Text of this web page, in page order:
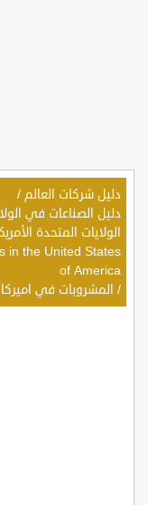
دليل شركات العالم /
دليل الصناعات في
in the United States
of America
/ المشروبات في اميركا